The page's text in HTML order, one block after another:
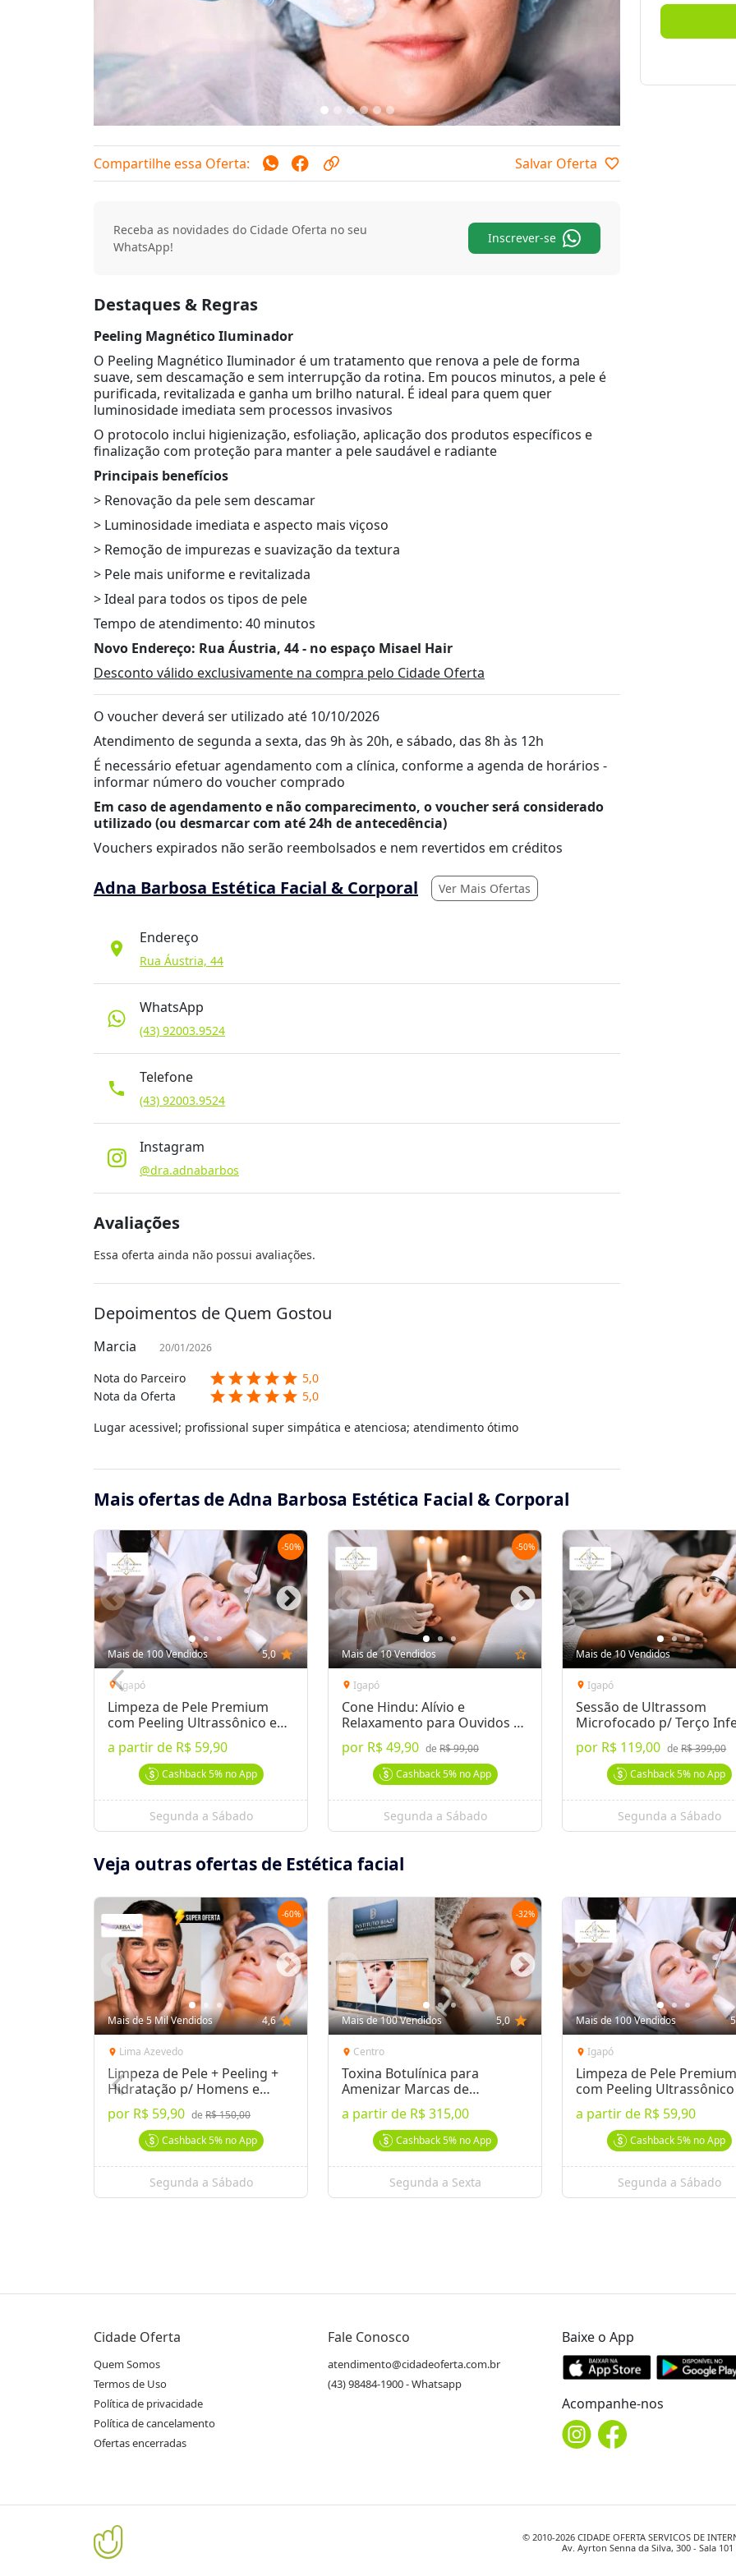
Compartilhe essa Oferta: Salvar Oferta favorite_border
Receba as novidades do Cidade Oferta no seu
WhatsApp!
Inscrever-se
Destaques & Regras
Peeling Magnético Iluminador
O Peeling Magnético Iluminador é um tratamento que renova a pele de forma
suave, sem descamação e sem interrupção da rotina. Em poucos minutos, a pele é
purificada, revitalizada e ganha um brilho natural. É ideal para quem quer
luminosidade imediata sem processos invasivos
O protocolo inclui higienização, esfoliação, aplicação dos produtos específicos e
finalização com proteção para manter a pele saudável e radiante
Principais benefícios
> Renovação da pele sem descamar
> Luminosidade imediata e aspecto mais viçoso
> Remoção de impurezas e suavização da textura
> Pele mais uniforme e revitalizada
> Ideal para todos os tipos de pele
Tempo de atendimento: 40 minutos
Novo Endereço: Rua Áustria, 44 - no espaço Misael Hair
Desconto válido exclusivamente na compra pelo Cidade Oferta
O voucher deverá ser utilizado até 10/10/2026
Atendimento de segunda a sexta, das 9h às 20h, e sábado, das 8h às 12h
É necessário efetuar agendamento com a clínica, conforme a agenda de horários -
informar número do voucher comprado
Em caso de agendamento e não comparecimento, o voucher será considerado
utilizado (ou desmarcar com até 24h de antecedência)
Vouchers expirados não serão reembolsados e nem revertidos em créditos
Adna Barbosa Estética Facial & Corporal Ver Mais Ofertas
location_on
Endereço
Rua Áustria, 44
WhatsApp
(43) 92003.9524
phone
Telefone
(43) 92003.9524
Instagram
@dra.adnabarbos
Avaliações
Essa oferta ainda não possui avaliações.
Depoimentos de Quem Gostou
Marcia 20/01/2026
Nota do Parceiro starstarstarstarstar 5,0
Nota da Oferta
starstarstarstarstar 5,0
Lugar acessivel; profissional super simpática e atenciosa; atendimento ótimo
Mais ofertas de Adna Barbosa Estética Facial & Corporal
-50%
Mais de 100 Vendidos 5,0 star
location_onIgapó
Limpeza de Pele Premium
com Peeling Ultrassônico e
Microagulhamento
a partir de R$ 59,90
Cashback5%no App
Segunda a Sábado
-50%
Mais de 10 Vendidos star_outline
location_on Igapó
Cone Hindu: Alívio e
Relaxamento para Ouvidos e
Mente
por R$ 49,90 deR$ 99,00
Cashback5%no App
Segunda a Sábado
Mais de 10 Vendidos
location_on Igapó
Sessão de Ultrassom
Microfocado p/ Terço
e Papada
por R$ 119,00 deR$ 399,00
Cashback5%no App
Segunda a Sábado
Veja outras ofertas de Estética facial
-60%
Mais de 5 Mil Vendidos 4,6 star
location_on Lima Azevedo
Limpeza de Pele + Peeling +
Hidratação p/ Homens e
Mulheres
por R$ 59,90 de R$ 150,00
Cashback5%no App
Segunda a Sábado
-32%
Mais de 100 Vendidos 5,0 star
location_on Centro
Toxina Botulínica para
Amenizar Marcas de
Expressão
a partir de R$ 315,00
Cashback5%no App
Segunda a Sexta
Mais de 100 Vendidos
location_on Igapó
Limpeza de Pele Premium
com Peeling
Microagulhamento
a partir de R$ 59,90
Cashback5%no App
Segunda a Sábado
Cidade Oferta
Quem Somos
Termos de Uso
Política de privacidade
Política de cancelamento
Ofertas encerradas
Fale Conosco
atendimento@cidadeoferta.com.br
(43) 98484-1900 - Whatsapp
Baixe o App
Acompanhe-nos
© 2010-2026 CIDADE OFERTA SERVICOS DE
Av. Ayrton Senna da Silva, 300 - Sala